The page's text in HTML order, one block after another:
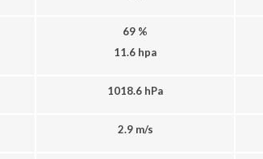
69 %
11.6 hpa
1018.6 hPa
2.9 m/s